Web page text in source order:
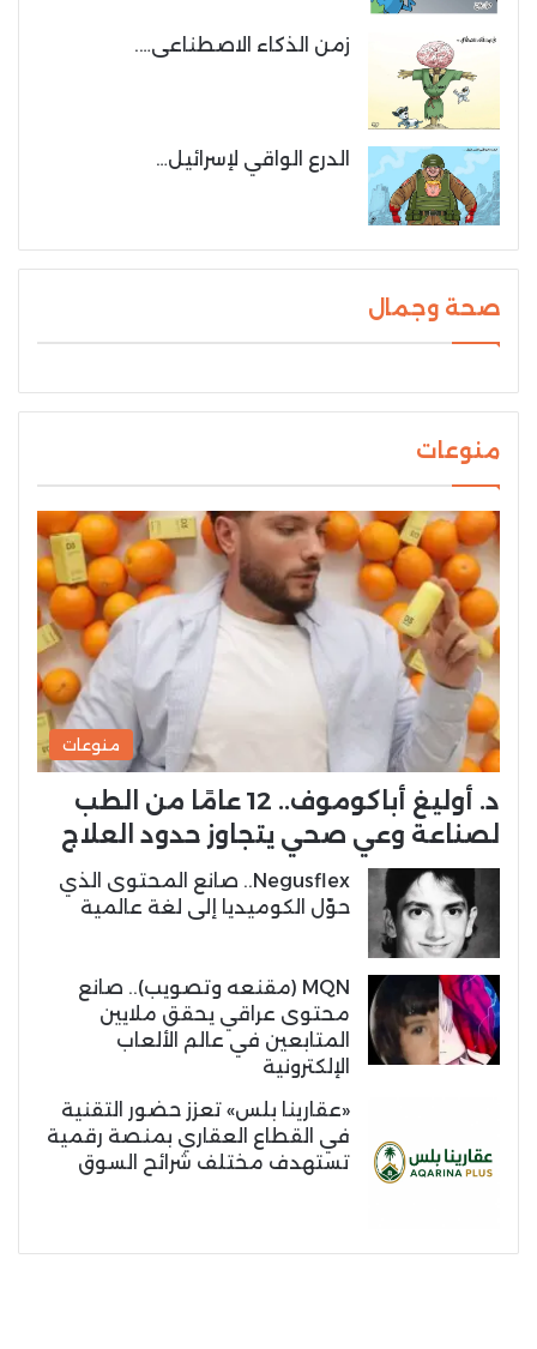
زمن الذكاء الاصطناعى….
الدرع الواقي لإسرائيل…
صحة وجمال
منوعات
منوعات
د. أوليغ أباكوموف.. 12 عامًا من الطب
لصناعة وعي صحي يتجاوز حدود العلاج
Negusflex.. صانع المحتوى الذي
حوّل الكوميديا إلى لغة عالمية
MQN (مقنعه وتصويب).. صانع
محتوى عراقي يحقق ملايين
المتابعين في عالم الألعاب
الإلكترونية
«عقارينا بلس» تعزز حضور التقنية
في القطاع العقاري بمنصة رقمية
تستهدف مختلف شرائح السوق